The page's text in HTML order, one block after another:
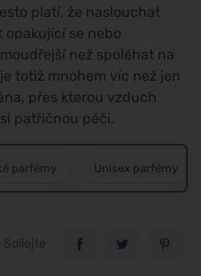
platí, že naslouchat
se nebo
než spoléhat na
totiž mnohem víc než jen
přes kterou vzduch
patřičnou péči.
parfémy Unisex parfémy
Sdílejte